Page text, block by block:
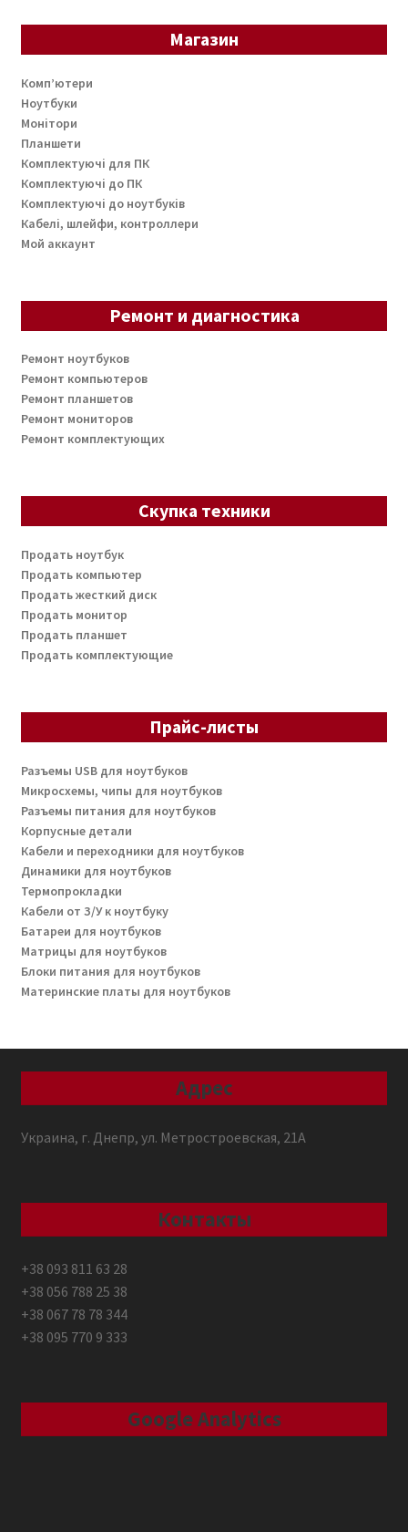
Магазин
Комп’ютери
Ноутбуки
Монітори
Планшети
Комплектуючі для ПК
Комплектуючі до ПК
Комплектуючі до ноутбуків
Кабелі, шлейфи, контроллери
Мой аккаунт
Ремонт и диагностика
Ремонт ноутбуков
Ремонт компьютеров
Ремонт планшетов
Ремонт мониторов
Ремонт комплектующих
Скупка техники
Продать ноутбук
Продать компьютер
Продать жесткий диск
Продать монитор
Продать планшет
Продать комплектующие
Прайс-листы
Разъемы USB для ноутбуков
Микросхемы, чипы для ноутбуков
Разъемы питания для ноутбуков
Корпусные детали
Кабели и переходники для ноутбуков
Динамики для ноутбуков
Термопрокладки
Кабели от З/У к ноутбуку
Батареи для ноутбуков
Матрицы для ноутбуков
Блоки питания для ноутбуков
Материнские платы для ноутбуков
Адрес
Украина, г. Днепр, ул. Метростроевская, 21А
Контакты
+38 093 811 63 28
+38 056 788 25 38
+38 067 78 78 344
+38 095 770 9 333
Google Analytics